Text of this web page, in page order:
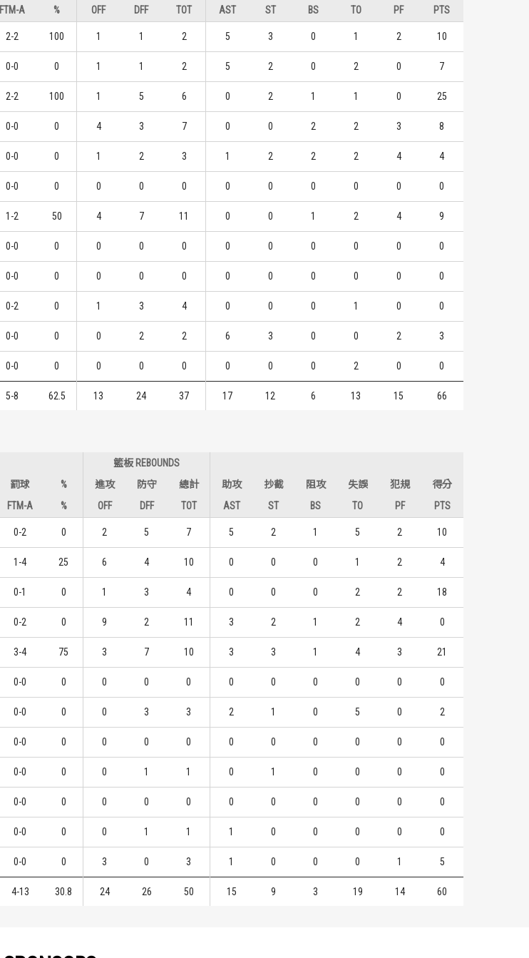
潘陳睿豐 10
飛尼克斯 10
張翌鋒
飛尼克斯
FTM-A % OFF DFF TOT AST ST BS TO PF PTS
2-2 100 1 1 2 5 3 0 1 2 10
0-0 0 1 1 2 5 2 0 2 0 7
2-2 100 1 5 6 0 2 1 1 0 25
0-0 0 4 3 7 0 0 2 2 3 8
0-0 0 1 2 3 1 2 2 2 4 4
0-0 0 0 0 0 0 0 0 0 0 0
1-2 50 4 7 11 0 0 1 2 4 9
0-0 0 0 0 0 0 0 0 0 0 0
0-0 0 0 0 0 0 0 0 0 0 0
0-2 0 1 3 4 0 0 0 1 0 0
0-0 0 0 2 2 6 3 0 0 2 3
0-0 0 0 0 0 0 0 0 2 0 0
5-8 62.5 13 24 37 17 12 6 13 15 66
籃板 REBOUNDS
罰球 % 進攻 防守 總計 助攻 抄截 阻攻 失誤 犯規
得分
FTM-A % OFF DFF TOT AST ST BS TO PF PTS
0-2 0 2 5 7 5 2 1 5 2 10
1-4 25 6 4 10 0 0 0 1 2 4
0-1 0 1 3 4 0 0 0 2 2 18
0-2 0 9 2 11 3 2 1 2 4 0
3-4 75 3 7 10 3 3 1 4 3 21
0-0 0 0 0 0 0 0 0 0 0 0
0-0 0 0 3 3 2 1 0 5 0 2
0-0 0 0 0 0 0 0 0 0 0 0
0-0 0 0 1 1 0 1 0 0 0 0
0-0 0 0 0 0 0 0 0 0 0 0
0-0 0 0 1 1 1 0 0 0 0 0
0-0 0 3 0 3 1 0 0 0 1 5
4-13 30.8 24 26 50 15 9 3 19 14 60